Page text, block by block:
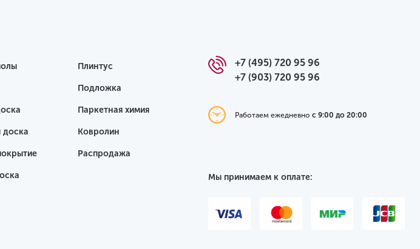
Плинтус
Подложка
Паркетная химия
Ковролин
Распродажа
+7 (495) 720 95 96
+7 (903) 720 95 96
Работаем ежедневнос 9:00 до 20:00
Мы принимаем к оплате: